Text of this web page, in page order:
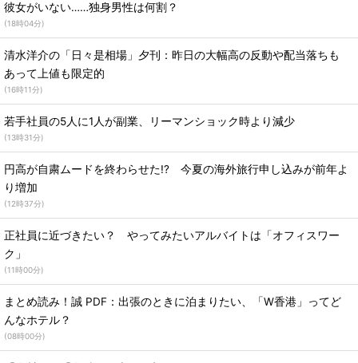
彼女がいない……独身男性は何割？
(18時04分)
清水洋介の「日々是相場」夕刊：昨日の大幅高の反動や配当落ちも
あって上値も限定的
(16時11分)
若手社員の5人に1人が副業、リーマンショック時より減少
(13時31分)
円高が自粛ムードを終わらせた!? 今夏の海外旅行申し込みが前年よ
り増加
(12時37分)
正社員に近づきたい？ やってみたいアルバイトは「オフィスワー
ク」
(11時00分)
まとめ読み！誠 PDF：出張のときに泊まりたい、「W香港」ってど
んなホテル？
(08時00分)